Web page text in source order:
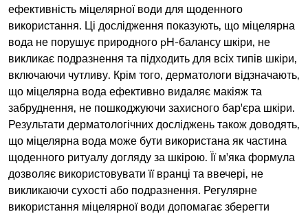
ефективність міцелярної води для щоденного
використання. Ці дослідження показують, що міцелярна
вода не порушує природного pH-балансу шкіри, не
викликає подразнення та підходить для всіх типів шкіри,
включаючи чутливу. Крім того, дерматологи відзначають,
що міцелярна вода ефективно видаляє макіяж та
забруднення, не пошкоджуючи захисного бар'єра шкіри.
Результати дерматологічних досліджень також доводять,
що міцелярна вода може бути використана як частина
щоденного ритуалу догляду за шкірою. Її м'яка формула
дозволяє використовувати її вранці та ввечері, не
викликаючи сухості або подразнення. Регулярне
використання міцелярної води допомагає зберегти